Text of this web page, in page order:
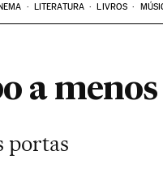
LITERATURA LIVROS
a menos
portas